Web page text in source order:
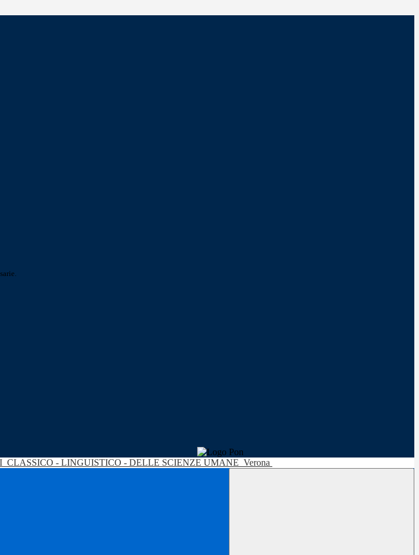
CLASSICO - LINGUISTICO - DELLE SCIENZE UMANE Verona